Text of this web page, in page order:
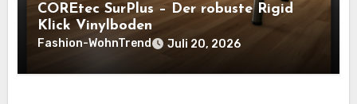
COREtec SurPlus – Der robuste Rigid
Klick Vinylboden
Fashion-WohnTrend Juli 20, 2026